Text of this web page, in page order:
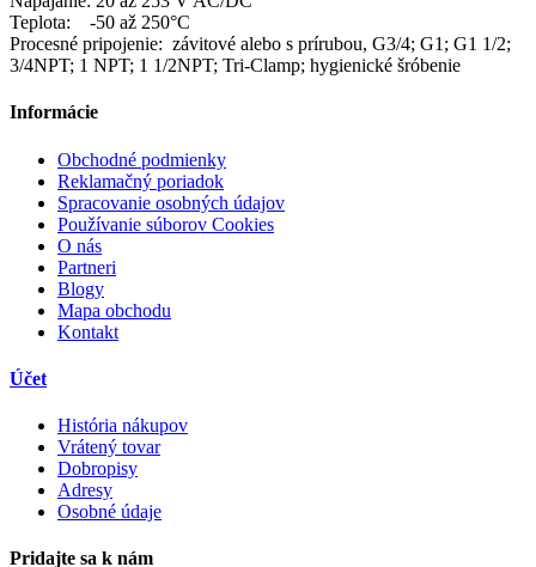
Teplota: -50 až 250°C
Procesné pripojenie: závitové alebo s prírubou, G3/4; G1; G1 1/2;
3/4NPT; 1 NPT; 1 1/2NPT; Tri-Clamp; hygienické šróbenie
Informácie
Obchodné podmienky
Reklamačný poriadok
Spracovanie osobných údajov
Používanie súborov Cookies
O nás
Partneri
Blogy
Mapa obchodu
Kontakt
Účet
História nákupov
Vrátený tovar
Dobropisy
Adresy
Osobné údaje
Pridajte sa k nám